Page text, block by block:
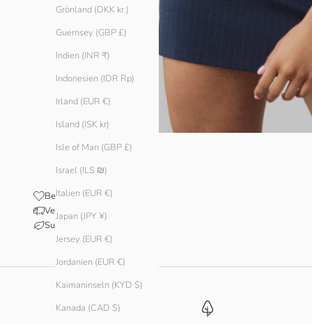
Grönland (DKK kr.)
Guernsey (GBP £)
Indien (INR ₹)
Indonesien (IDR Rp)
Irland (EUR €)
Island (ISK kr)
Isle of Man (GBP £)
Israel (ILS ₪)
Italien (EUR €)
Japan (JPY ¥)
Jersey (EUR €)
Jordanien (EUR €)
Kaimaninseln (KYD $)
Kanada (CAD $)
Bewertungen
Versand & Lieferung
Sustainability